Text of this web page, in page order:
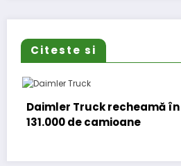
Citeste si
în service peste